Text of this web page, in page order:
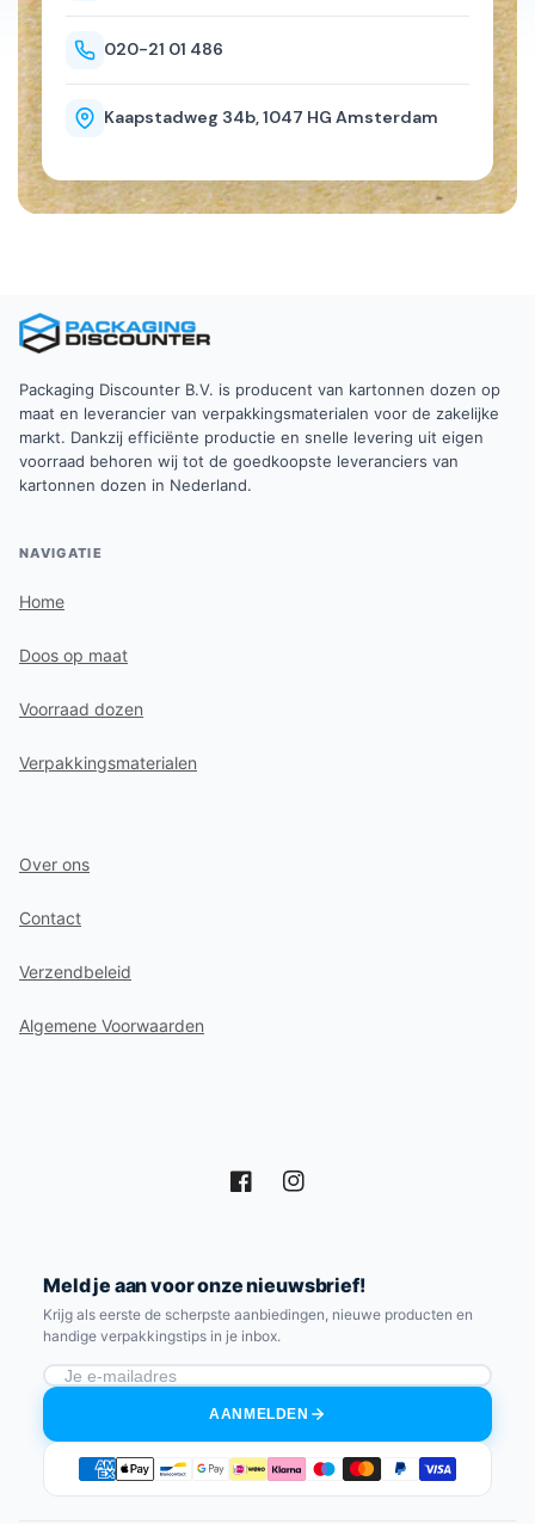
020-21 01 486
Kaapstadweg 34b, 1047 HG Amsterdam
Packaging Discounter B.V. is producent van kartonnen dozen op
maat en leverancier van verpakkingsmaterialen voor de zakelijke
markt. Dankzij efficiënte productie en snelle levering uit eigen
voorraad behoren wij tot de goedkoopste leveranciers van
kartonnen dozen in Nederland.
NAVIGATIE
Home
Doos op maat
Voorraad dozen
Verpakkingsmaterialen
Over ons
Contact
Verzendbeleid
Algemene Voorwaarden
FacebookInstagram
Meld je aan voor onze nieuwsbrief!
Krijg als eerste de scherpste aanbiedingen, nieuwe producten en
handige verpakkingstips in je inbox.
AANMELDEN
Betaalmethoden